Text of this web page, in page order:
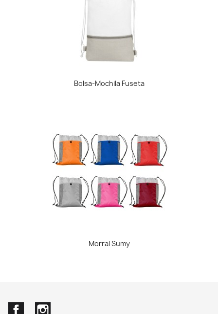
Bolsa-Mochila Fuseta
Morral Sumy
Facebook